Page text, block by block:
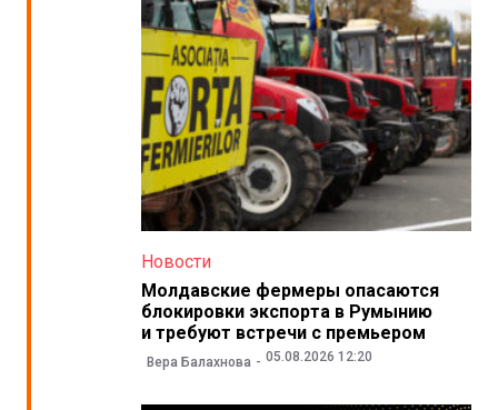
Новости
Молдавские фермеры опасаются
блокировки экспорта в Румынию
и требуют встречи с премьером
Вера Балахнова 05.08.2026 12:20